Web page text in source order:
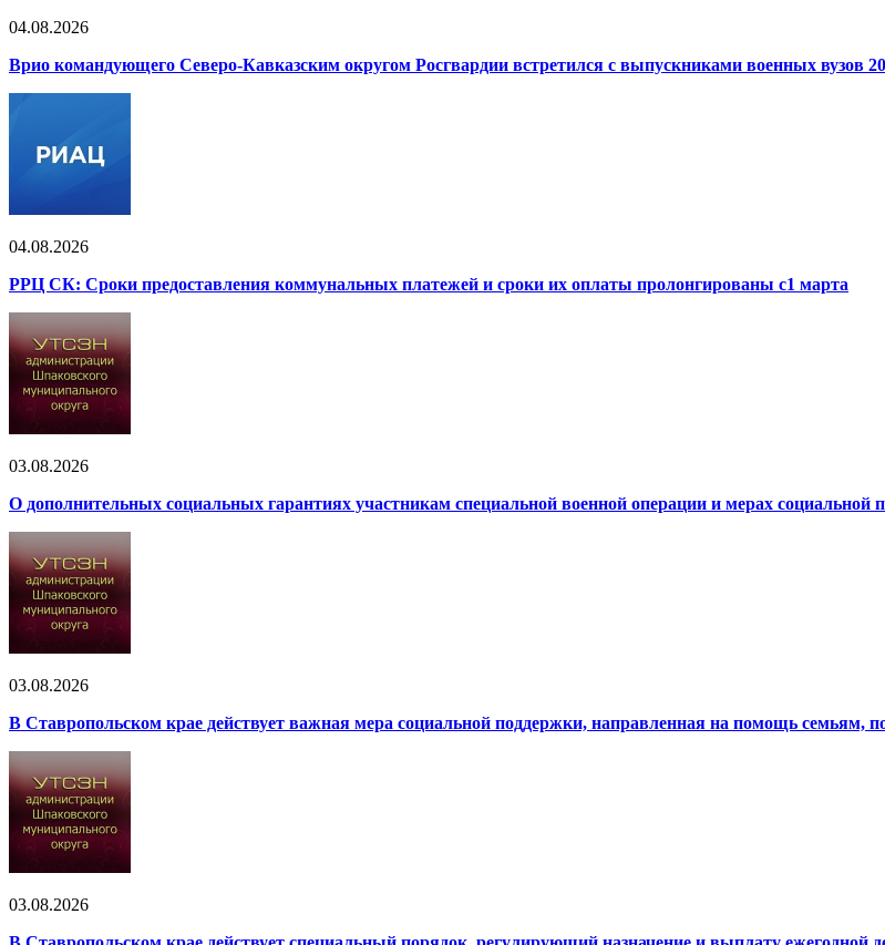
04.08.2026
Врио командующего Северо-Кавказским округом Росгвардии встретился с выпускниками военных вузов
04.08.2026
РРЦ СК: Сроки предоставления коммунальных платежей и сроки их оплаты пролонгированы с1 марта
03.08.2026
О дополнительных социальных гарантиях участникам специальной военной операции и мерах социальной
03.08.2026
В Ставропольском крае действует важная мера социальной поддержки, направленная на помощь семьям,
03.08.2026